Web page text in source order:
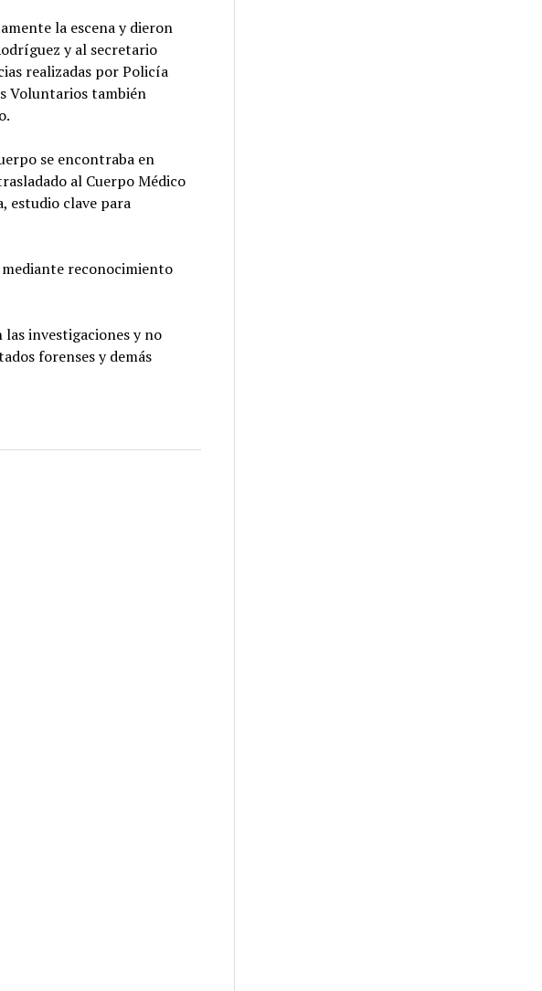
la escena y dieron
y al secretario
realizadas por Policía
Voluntarios también
se encontraba en
al Cuerpo Médico
estudio clave para
reconocimiento
investigaciones y no
forenses y demás